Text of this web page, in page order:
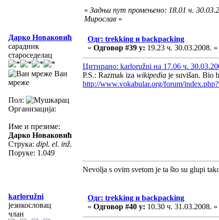
« Задњи пут промењено: 18.01 ч.
Мирослав »
Дарко Новаковић
сарадник
староседелац
Ван
мреже
Пол:
Организација:
Име и презиме:
Дарко Новаковић
Струка: dipl. el. inž.
Поруке: 1.049
Одг: trekking и backpacking
« Одговор #39 у: 19.23 ч. 30.03.2008. »
Цитирано: karloružni на 17.06 ч.
P.S.: Razmak iza wikipedia je suvišan. Bio
http://www.vokabular.org/forum/
Nevolja s ovim svetom je ta što su glupi
karloružni
језикословац
члан
Одг: trekking и backpacking
« Одговор #40 у: 10.30 ч. 31.03.2008. »